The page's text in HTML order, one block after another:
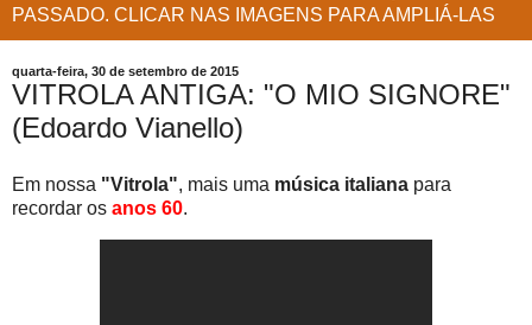
PASSADO. CLICAR NAS IMAGENS PARA AMPLIÁ-LAS
quarta-feira, 30 de setembro de 2015
VITROLA ANTIGA: "O MIO SIGNORE"
(Edoardo Vianello)
Em nossa "Vitrola", mais uma música italiana para
recordar os anos 60.